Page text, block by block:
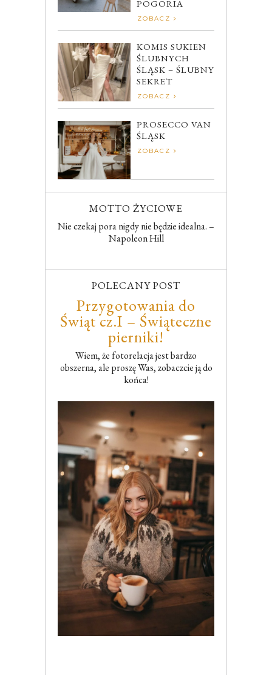
POGORIA
ZOBACZ
KOMIS SUKIEN
ŚLUBNYCH
ŚLĄSK – ŚLUBNY
SEKRET
ZOBACZ
PROSECCO VAN
ŚLĄSK
ZOBACZ
MOTTO ŻYCIOWE
Nie czekaj pora nigdy nie będzie idealna. –
Napoleon Hill
POLECANY POST
Przygotowania do
Świąt cz.I – Świąteczne
pierniki!
Wiem, że fotorelacja jest bardzo
obszerna, ale proszę Was, zobaczcie ją do
końca!